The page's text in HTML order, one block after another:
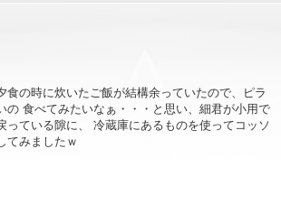
食の時に炊いたご飯が結構余っていたので、ピラ
の 食べてみたいなぁ・・・と思い、細君が小用で
っている隙に、 冷蔵庫にあるものを使ってコッソ
てみましたｗ